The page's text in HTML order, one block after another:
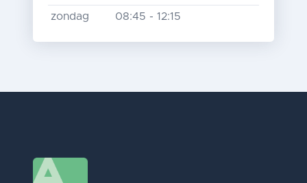
zondag 08:45 - 12:15